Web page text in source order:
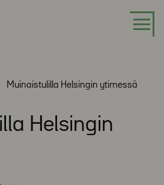
Muinaistulilla Helsingin ytimessä
Helsingin